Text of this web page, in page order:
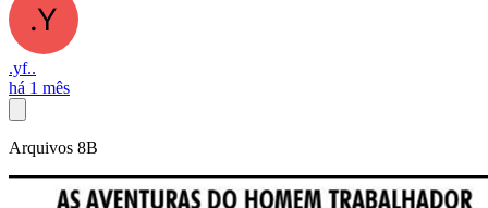
.yf..
há 1 mês
Arquivos 8B